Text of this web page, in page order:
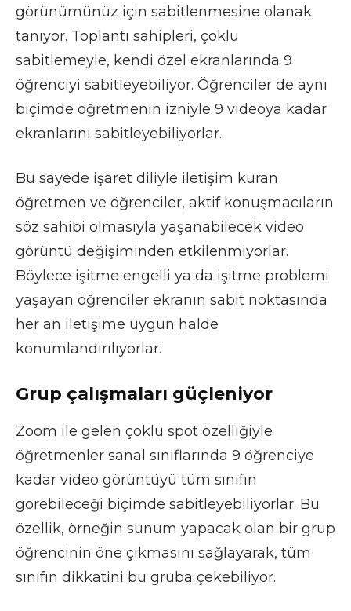
görünümünüz için sabitlenmesine olanak
tanıyor. Toplantı sahipleri, çoklu
sabitlemeyle, kendi özel ekranlarında 9
öğrenciyi sabitleyebiliyor. Öğrenciler de aynı
biçimde öğretmenin izniyle 9 videoya kadar
ekranlarını sabitleyebiliyorlar.
Bu sayede işaret diliyle iletişim kuran
öğretmen ve öğrenciler, aktif konuşmacıların
söz sahibi olmasıyla yaşanabilecek video
görüntü değişiminden etkilenmiyorlar.
Böylece işitme engelli ya da işitme problemi
yaşayan öğrenciler ekranın sabit noktasında
her an iletişime uygun halde
konumlandırılıyorlar.
Grup çalışmaları güçleniyor
Zoom ile gelen çoklu spot özelliğiyle
öğretmenler sanal sınıflarında 9 öğrenciye
kadar video görüntüyü tüm sınıfın
görebileceği biçimde sabitleyebiliyorlar. Bu
özellik, örneğin sunum yapacak olan bir grup
öğrencinin öne çıkmasını sağlayarak, tüm
sınıfın dikkatini bu gruba çekebiliyor.